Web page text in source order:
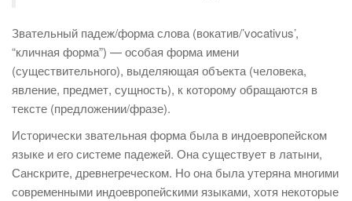
Звательный падеж/форма слова (вокатив/’vocativus’,
“кличная форма”) — особая форма имени
(существительного), выделяющая объекта (человека,
явление, предмет, сущность), к которому обращаются в
тексте (предложении/фразе).
Исторически звательная форма была в индоевропейском
языке и его системе падежей. Она существует в латыни,
Санскрите, древнегреческом. Но она была утеряна многими
современными индоевропейскими языками, хотя некоторые